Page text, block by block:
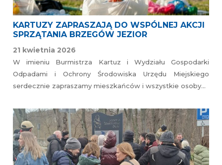
KARTUZY ZAPRASZAJĄ DO WSPÓLNEJ AKCJI
SPRZĄTANIA BRZEGÓW JEZIOR
21 kwietnia 2026
W imieniu Burmistrza Kartuz i Wydziału Gospodarki
Odpadami i Ochrony Środowiska Urzędu Miejskiego
serdecznie zapraszamy mieszkańców i wszystkie osoby…